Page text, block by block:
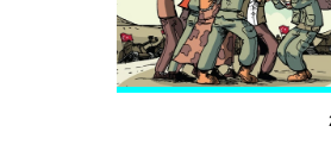
GAZA
CSOA